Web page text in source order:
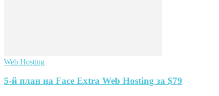
Web Hosting
5-й план на Face Extra Web Hosting за $79